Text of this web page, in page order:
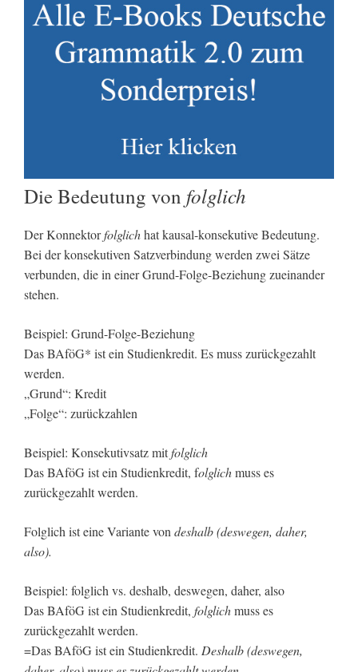
Die Bedeutung von folglich
Der Konnektorfolglichhat kausal-konsekutive Bedeutung.
Bei der konsekutiven Satzverbindung werden zwei Sätze
verbunden, die in einer Grund-Folge-Beziehung zueinander
stehen.
Beispiel: Grund-Folge-Beziehung
Das BAföG* ist ein Studienkredit. Es muss zurückgezahlt
werden.
„Grund“: Kredit
„Folge“: zurückzahlen
Beispiel: Konsekutivsatz mitfolglich
Das BAföG ist ein Studienkredit, folglichmuss es
zurückgezahlt werden.
Folglich ist eine Variante von deshalb (deswegen, daher,
also).
Beispiel: folglich vs. deshalb, deswegen, daher, also
Das BAföG ist ein Studienkredit, folglichmuss es
zurückgezahlt werden.
=Das BAföG ist ein Studienkredit. Deshalb (deswegen,